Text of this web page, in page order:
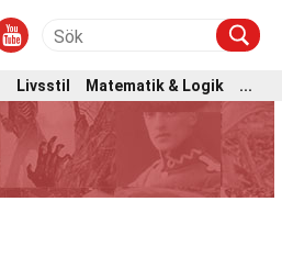
Livsstil Matematik & Logik
...